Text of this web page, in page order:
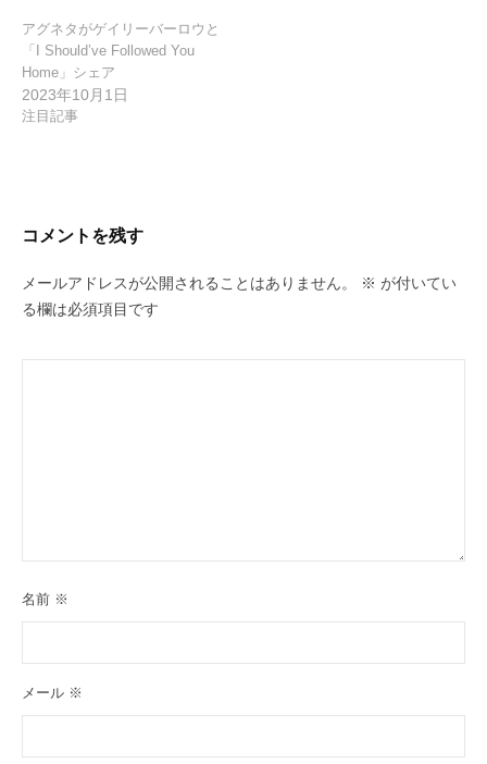
アグネタがゲイリーバーロウと
「I Should’ve Followed You
Home」シェア
2023年10月1日
注目記事
コメントを残す
メールアドレスが公開されることはありません。 ※ が付いてい
る欄は必須項目です
名前 ※
メール ※